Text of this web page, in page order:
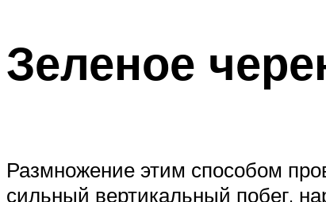
Зеленое
Размножение этим способом
сильный вертикальный побег,